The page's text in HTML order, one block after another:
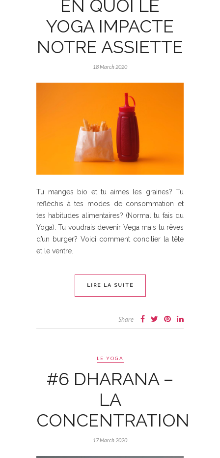
EN QUOI LE
YOGA IMPACTE
NOTRE ASSIETTE
18 March 2020
Tu manges bio et tu aimes les graines? Tu
réfléchis à tes modes de consommation et
tes habitudes alimentaires? (Normal tu fais du
Yoga). Tu voudrais devenir Vega mais tu rêves
d’un burger? Voici comment concilier la tête
et le ventre.
LIRE LA SUITE
Share
LE YOGA
#6 DHARANA –
LA
CONCENTRATION
17 March 2020